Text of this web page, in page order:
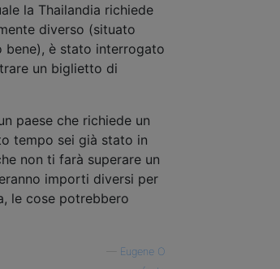
la Thailandia richiede
diverso (situato
è stato interrogato
un biglietto di
paese che richiede un
tempo sei già stato in
non ti farà superare un
importi diversi per
le cose potrebbero
Eugene O